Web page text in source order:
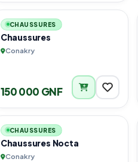
CHAUSSURES
Chaussures
Conakry
150 000 GNF
5
CHAUSSURES
Chaussures Nocta
Conakry